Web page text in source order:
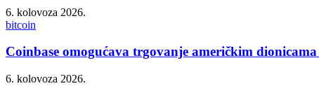
6. kolovoza 2026.
bitcoin
Coinbase omogućava trgovanje američkim
6. kolovoza 2026.